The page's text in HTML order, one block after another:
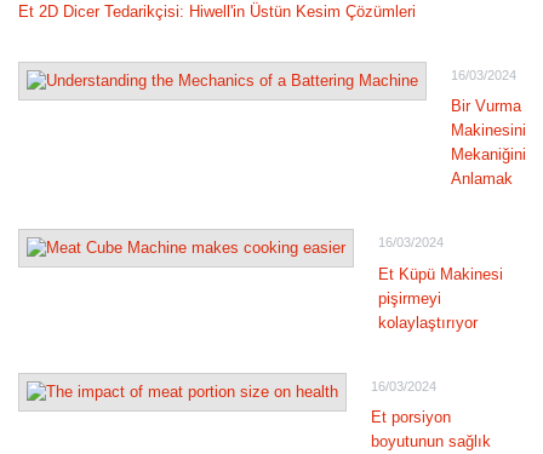
Et 2D Dicer Tedarikçisi: Hiwell'in Üstün Kesim Çözümleri
16/03/2024
Bir Vurma
Makinesinin
Mekaniğini
Anlamak
16/03/2024
Et Küpü Makinesi
pişirmeyi
kolaylaştırıyor
16/03/2024
Et porsiyon
boyutunun sağlık